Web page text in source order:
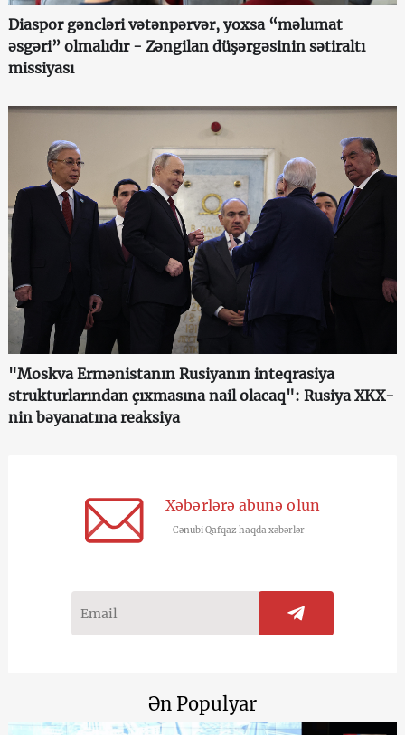
Diaspor gəncləri vətənpərvər, yoxsa “məlumat
əsgəri” olmalıdır - Zəngilan düşərgəsinin sətiraltı
missiyası
"Moskva Ermənistanın Rusiyanın inteqrasiya
strukturlarından çıxmasına nail olacaq": Rusiya XKX-
nin bəyanatına reaksiya
Xəbərlərə abunə olun
Cənubi Qafqaz haqda xəbərlər
Ən Populyar